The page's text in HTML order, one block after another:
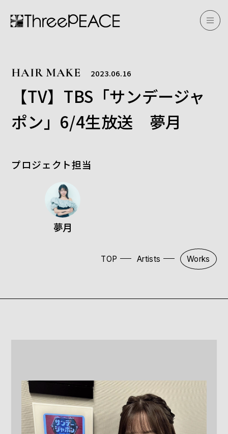
HAIR MAKE 2023.06.16
【TV】TBS「サンデージャ
ポン」6/4生放送 夢月
プロジェクト担当
夢月
TOP Artists Works